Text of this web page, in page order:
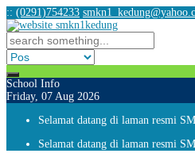
:: (0291)754233
School Info
Friday, 07 Aug 2026
Selamat datang di laman resmi
Selamat datang di laman resmi